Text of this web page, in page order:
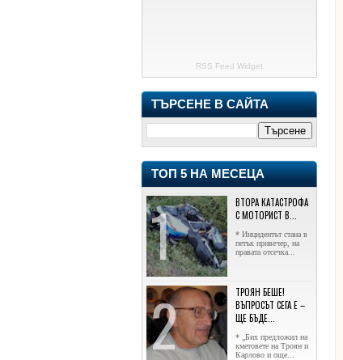
RSS Feed Widget
ТЪРСЕНЕ В САЙТА
ТОП 5 НА МЕСЕЦА
ВТОРА КАТАСТРОФА
С МОТОРИСТ В...
* Инцидентът стана в
петък привечер, на
правата отсечка...
ТРОЯН БЕШЕ!
ВЪПРОСЪТ СЕГА Е –
ЩЕ БЪДЕ...
* „Бих предложил на
кметовете на Троян и
Карлово и още...